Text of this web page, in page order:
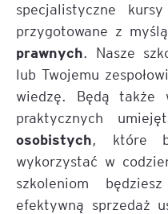
specjalistyczne
przygotowane z
prawnych. Nasze
lub Twojemu
wiedzę. Będą także
praktycznych
osobistych, które
wykorzystać w
szkoleniom
efektywną sprzedaż